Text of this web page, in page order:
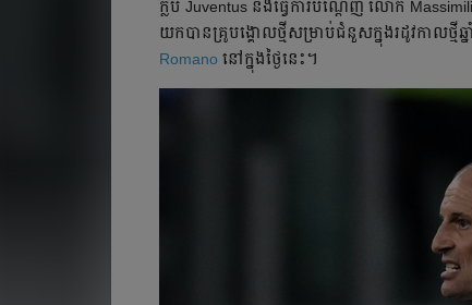
ក្លឹប​ Juventus នឹង​ធ្វើ​ការ​បណ្ដេញ​ លោក​
យក​បាន​គ្រូបង្គោល​ថ្មី​សម្រាប់​ជំនួស​ក្នុង​រដូវកាល​ថ្
Romano នៅ​ក្នុង​ថ្ងៃ​នេះ​។